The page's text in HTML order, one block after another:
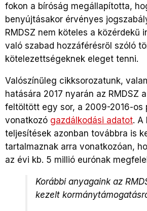
fokon a bíróság megállapította,
benyújtásakor érvényes
RMDSZ nem köteles a közérdekű
való szabad hozzáférésről szóló
kötelezettségeknek eleget tenni.
Valószínűleg cikksorozatunk,
hatására 2017 nyarán az RMDSZ
feltöltött egy sor, a 2009-2016-os
vonatkozó gazdálkodási adatot. A
teljesítések azonban továbbra is
tartalmaznak arra vonatkozóan,
az évi kb. 5 millió eurónak
Korábbi anyagaink az
kezelt